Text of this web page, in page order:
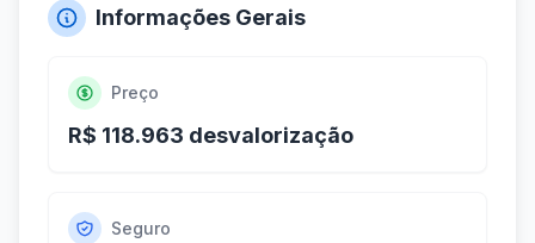
Informações Gerais
Preço
R$ 118.963 desvalorização
Seguro